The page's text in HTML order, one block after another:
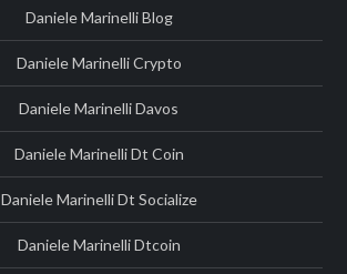
Daniele Marinelli Blog
Daniele Marinelli Crypto
Daniele Marinelli Davos
Daniele Marinelli Dt Coin
Daniele Marinelli Dt Socialize
Daniele Marinelli Dtcoin